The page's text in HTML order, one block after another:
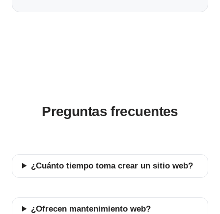
Preguntas frecuentes
¿Cuánto tiempo toma crear un sitio web?
¿Ofrecen mantenimiento web?